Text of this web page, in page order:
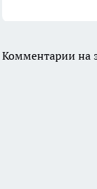
Комментарии на